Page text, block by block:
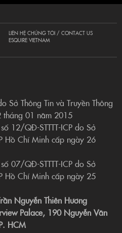
LIÊN HỆ CHÚNG TÔI / CONTACT US
ESQUIRE VIETNAM
Sở Thông Tin và Truyền Thông
tháng 01 năm 2015
12/QĐ-STTTT-ICP do Sở
Hồ Chí Minh cấp ngày 26
07/QĐ-STTTT-ICP do Sở
Hồ Chí Minh cấp ngày 25
Nguyễn Thiên Hương
Palace, 190 Nguyễn Văn
HCM